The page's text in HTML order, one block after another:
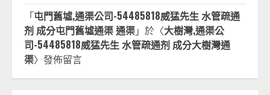
「屯門舊墟,通渠公司-54485818威猛先生 水管疏通
剂 成分屯門舊墟通渠 通渠」於〈大樹灣,通渠公
司-54485818威猛先生 水管疏通剂 成分大樹灣通
渠〉發佈留言